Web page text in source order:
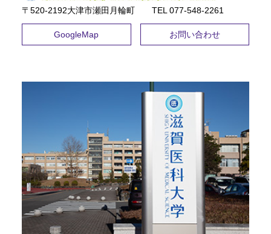
〒520-2192大津市瀬田月輪町 TEL ​077-548-2261
GoogleMap お問い合わせ